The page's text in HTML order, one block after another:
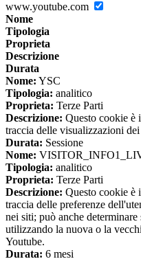
www.youtube.com
Nome
Tipologia
Proprieta
Descrizione
Durata
Nome: YSC
Tipologia: analitico
Proprieta: Terze Parti
Descrizione: Questo cookie è
traccia delle visualizzazioni
Durata: Sessione
Nome:
Tipologia: analitico
Proprieta: Terze Parti
Descrizione: Questo cookie è
traccia delle preferenze
nei siti; può anche
utilizzando la nuova o la
Youtube.
Durata: 6 mesi